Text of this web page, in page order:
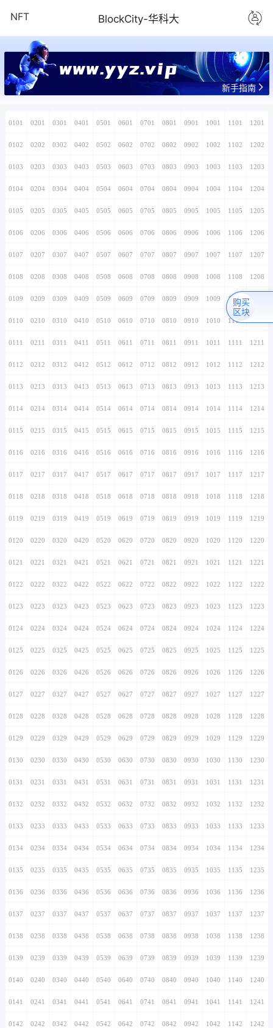
NFT BlockCity-华科大
新手指南
0101 0201 0301 0401 0501 0601 0701 0801 0901 1001 1101 1201
0102 0202 0302 0402 0502 0602 0702 0802 0902 1002 1102 1202
0103 0203 0303 0403 0503 0603 0703 0803 0903 1003 1103 1203
0104 0204 0304 0404 0504 0604 0704 0804 0904 1004 1104 1204
0105 0205 0305 0405 0505 0605 0705 0805 0905 1005 1105 1205
0106 0206 0306 0406 0506 0606 0706 0806 0906 1006 1106 1206
0107 0207 0307 0407 0507 0607 0707 0807 0907 1007 1107 1207
0108 0208 0308 0408 0508 0608 0708 0808 0908 1008 1108 1208
0109 0209 0309 0409 0509 0609 0709 0809 0909 1009 1109
0110 0210 0310 0410 0510 0610 0710 0810 0910 1010 1110
0111 0211 0311 0411 0511 0611 0711 0811 0911 1011 1111 1211
0112 0212 0312 0412 0512 0612 0712 0812 0912 1012 1112 1212
0113 0213 0313 0413 0513 0613 0713 0813 0913 1013 1113 1213
0114 0214 0314 0414 0514 0614 0714 0814 0914 1014 1114 1214
0115 0215 0315 0415 0515 0615 0715 0815 0915 1015 1115 1215
0116 0216 0316 0416 0516 0616 0716 0816 0916 1016 1116 1216
0117 0217 0317 0417 0517 0617 0717 0817 0917 1017 1117 1217
0118 0218 0318 0418 0518 0618 0718 0818 0918 1018 1118 1218
0119 0219 0319 0419 0519 0619 0719 0819 0919 1019 1119 1219
0120 0220 0320 0420 0520 0620 0720 0820 0920 1020 1120 1220
0121 0221 0321 0421 0521 0621 0721 0821 0921 1021 1121 1221
0122 0222 0322 0422 0522 0622 0722 0822 0922 1022 1122 1222
0123 0223 0323 0423 0523 0623 0723 0823 0923 1023 1123 1223
0124 0224 0324 0424 0524 0624 0724 0824 0924 1024 1124 1224
0125 0225 0325 0425 0525 0625 0725 0825 0925 1025 1125 1225
0126 0226 0326 0426 0526 0626 0726 0826 0926 1026 1126 1226
0127 0227 0327 0427 0527 0627 0727 0827 0927 1027 1127 1227
0128 0228 0328 0428 0528 0628 0728 0828 0928 1028 1128 1228
0129 0229 0329 0429 0529 0629 0729 0829 0929 1029 1129 1229
0130 0230 0330 0430 0530 0630 0730 0830 0930 1030 1130 1230
0131 0231 0331 0431 0531 0631 0731 0831 0931 1031 1131 1231
0132 0232 0332 0432 0532 0632 0732 0832 0932 1032 1132 1232
0133 0233 0333 0433 0533 0633 0733 0833 0933 1033 1133 1233
0134 0234 0334 0434 0534 0634 0734 0834 0934 1034 1134 1234
0135 0235 0335 0435 0535 0635 0735 0835 0935 1035 1135 1235
0136 0236 0336 0436 0536 0636 0736 0836 0936 1036 1136 1236
0137 0237 0337 0437 0537 0637 0737 0837 0937 1037 1137 1237
0138 0238 0338 0438 0538 0638 0738 0838 0938 1038 1138 1238
0139 0239 0339 0439 0539 0639 0739 0839 0939 1039 1139 1239
0140 0240 0340 0440 0540 0640 0740 0840 0940 1040 1140 1240
0141 0241 0341 0441 0541 0641 0741 0841 0941 1041 1141 1241
0142 0242 0342 0442 0542 0642 0742 0842 0942 1042 1142 1242
购买
区块